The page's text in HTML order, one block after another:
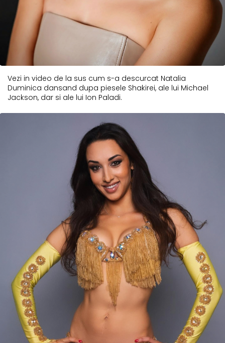
Vezi in video de la sus cum s-a descurcat Natalia
Duminica dansand dupa piesele Shakirei, ale lui Michael
Jackson, dar si ale lui Ion Paladi.